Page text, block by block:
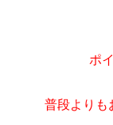
ポ
普段よりも